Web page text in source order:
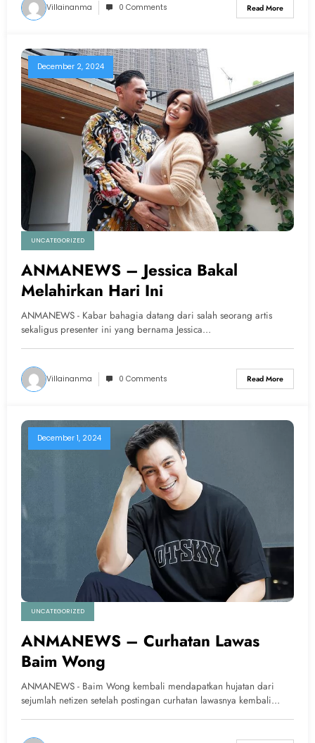
Villainanma 0 Comments Read More
December 2, 2024
UNCATEGORIZED
ANMANEWS – Jessica Bakal
Melahirkan Hari Ini
ANMANEWS - Kabar bahagia datang dari salah seorang artis
sekaligus presenter ini yang bernama Jessica…
Villainanma 0 Comments Read More
December 1, 2024
UNCATEGORIZED
ANMANEWS – Curhatan Lawas
Baim Wong
ANMANEWS - Baim Wong kembali mendapatkan hujatan dari
sejumlah netizen setelah postingan curhatan lawasnya kembali…